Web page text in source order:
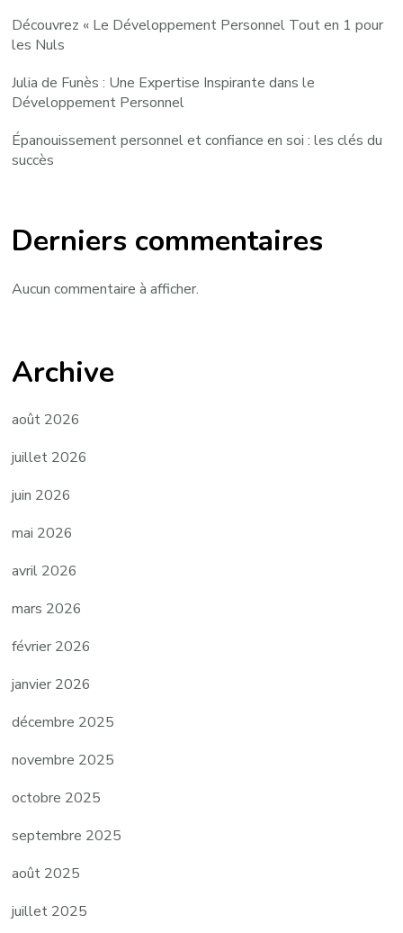
Découvrez « Le Développement Personnel Tout en 1 pour
les Nuls
Julia de Funès : Une Expertise Inspirante dans le
Développement Personnel
Épanouissement personnel et confiance en soi : les clés du
succès
Derniers commentaires
Aucun commentaire à afficher.
Archive
août 2026
juillet 2026
juin 2026
mai 2026
avril 2026
mars 2026
février 2026
janvier 2026
décembre 2025
novembre 2025
octobre 2025
septembre 2025
août 2025
juillet 2025